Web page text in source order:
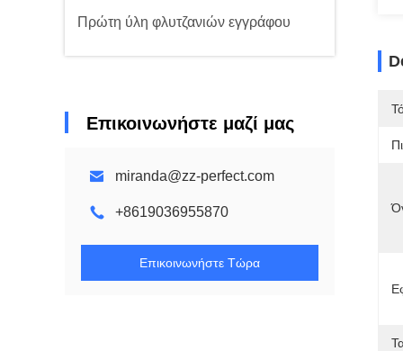
Πρώτη ύλη φλυτζανιών εγγράφου
Επικοινωνήστε μαζί μας
miranda@zz-perfect.com
+8619036955870
Επικοινωνήστε Τώρα